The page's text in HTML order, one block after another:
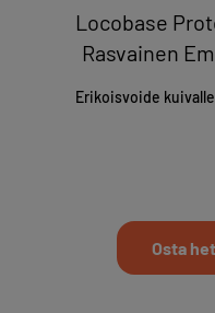
Locobase
Rasvainen
Erikoisvoide
Osta